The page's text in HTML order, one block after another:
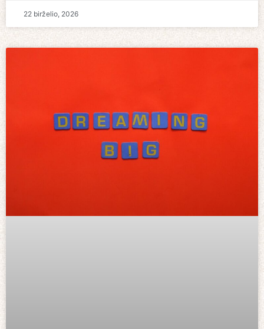
22 birželio, 2026